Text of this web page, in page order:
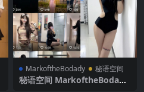
MarkoftheBodady 秘语空间
秘语空间 MarkoftheBodady